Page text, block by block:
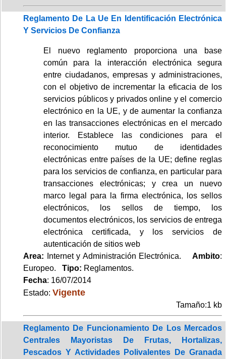
Reglamento De La Ue En Identificación Electrónica
Y Servicios De Confianza
El nuevo reglamento proporciona una base
común para la interacción electrónica segura
entre ciudadanos, empresas y administraciones,
con el objetivo de incrementar la eficacia de los
servicios públicos y privados online y el comercio
electrónico en la UE, y de aumentar la confianza
en las transacciones electrónicas en el mercado
interior. Establece las condiciones para el
reconocimiento mutuo de identidades
electrónicas entre países de la UE; define reglas
para los servicios de confianza, en particular para
transacciones electrónicas; y crea un nuevo
marco legal para la firma electrónica, los sellos
electrónicos, los sellos de tiempo, los
documentos electrónicos, los servicios de entrega
electrónica certificada, y los servicios de
autenticación de sitios web
Area: Internet y Administración Electrónica. Ambito:
Europeo. Tipo: Reglamentos.
Fecha: 16/07/2014
Estado: Vigente
Tamaño:1 kb
Reglamento De Funcionamiento De Los Mercados
Centrales Mayoristas De Frutas, Hortalizas,
Pescados Y Actividades Polivalentes De Granada